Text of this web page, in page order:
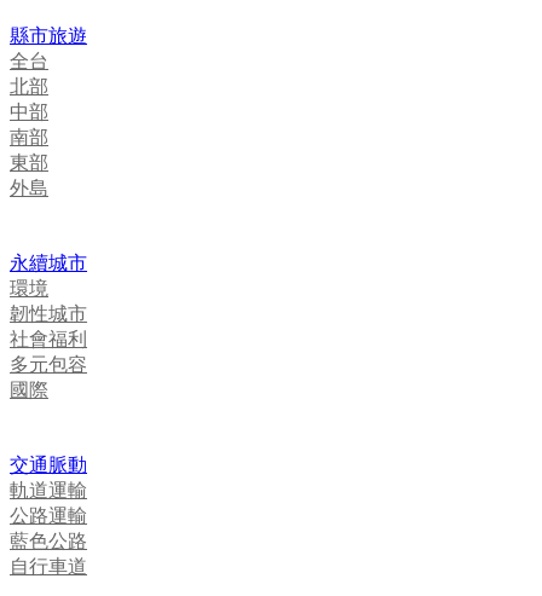
縣市旅遊
全台
北部
中部
南部
東部
外島
永續城市
環境
韌性城市
社會福利
多元包容
國際
交通脈動
軌道運輸
公路運輸
藍色公路
自行車道